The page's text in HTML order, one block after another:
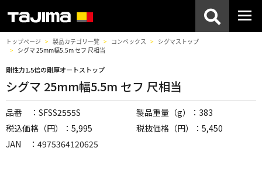
トップページ 製品カテゴリ一覧 コンベックス
シグマストップ
シグマ 25mm幅5.5m セフ 尺相当
剛性力1.5倍の剛厚オートストップ
シグマ 25mm幅5.5m セフ 尺相当
品番 ：SFSS2555S
製品重量（g）：383
税込価格（円）：5,995
税抜価格（円）：5,450
JAN ：4975364120625